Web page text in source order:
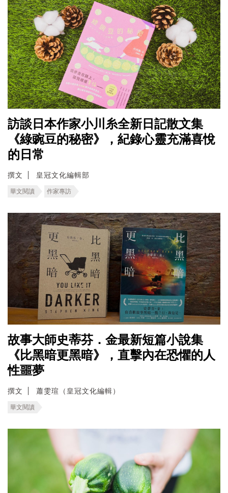
訪談日本作家小川糸全新日記散文集
《綠豌豆的秘密》，紀錄心靈充滿喜悅
的日常
撰文 皇冠文化編輯部
華文閱讀 作家專訪
故事大師史蒂芬．金最新短篇小說集
《比黑暗更黑暗》，直擊內在恐懼的人
性噩夢
撰文 蕭雯瑄（皇冠文化編輯）
華文閱讀